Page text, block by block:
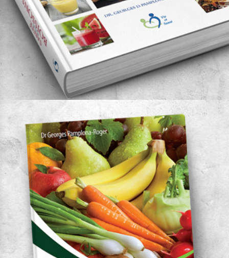
Santé par les boissons
Auteur:Dr. Georges Pamplona Roger
Remarquable
Vie et Santé